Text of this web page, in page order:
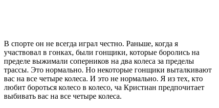
В спорте он не всегда играл честно. Раньше, когда я
участвовал в гонках, были гонщики, которые боролись на
пределе выжимали соперников на два колеса за пределы
трассы. Это нормально. Но некоторые гонщики выталкивают
вас на все четыре колеса. И это не нормально. Я из тех, кто
любит бороться колесо в колесо, ча Кристиан предпочитает
выбивать вас на все четыре колеса.